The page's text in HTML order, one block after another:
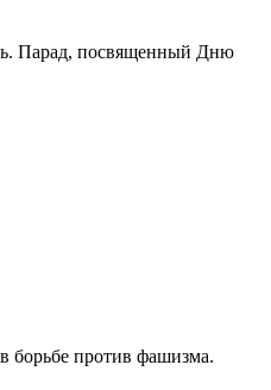
Парад, посвященный Дню
борьбе против фашизма.